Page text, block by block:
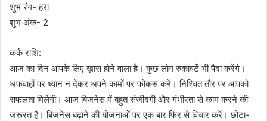
शुभ रंग- हरा
शुभ अंक- 2
कर्क राशि:
आज का दिन आपके लिए ख़ास होने वाला है। कुछ लोग रुकावटें भी पैदा करेंगे।
अफवाहों पर ध्यान न देकर अपने कामों पर फोकस करें। निश्चित तौर पर आपको
सफलता मिलेगी। आज बिजनेस में बहुत संजीदगी और गंभीरता से काम करने की
जरूरत है। बिजनेस बढ़ाने की योजनाओं पर एक बार फिर से विचार करें। छोटा-